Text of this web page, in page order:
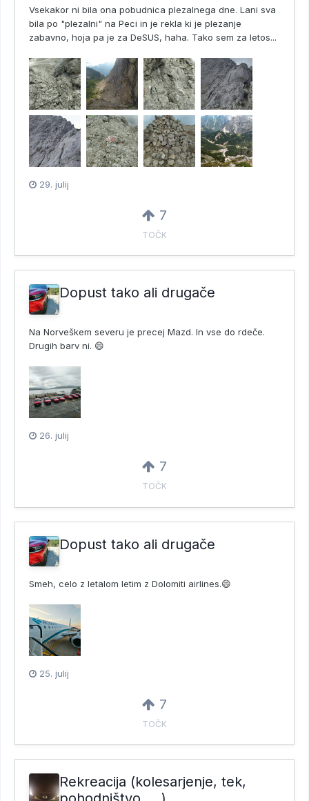
Vsekakor ni bila ona pobudnica plezalnega dne. Lani sva
bila po "plezalni" na Peci in je rekla ki je plezanje
zabavno, hoja pa je za DeSUS, haha. Tako sem za letos...
29. julij
7
TOČK
Dopust tako ali drugače
Na Norveškem severu je precej Mazd. In vse do rdeče.
Drugih barv ni. 😄
26. julij
7
TOČK
Dopust tako ali drugače
Smeh, celo z letalom letim z Dolomiti airlines.😄
25. julij
7
TOČK
Rekreacija (kolesarjenje, tek,